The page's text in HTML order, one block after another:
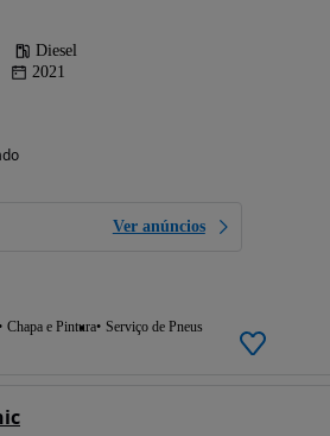
Diesel
2021
Ver anúncios
Chapa e Pintura Serviço de Pneus